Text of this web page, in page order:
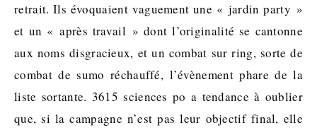
retrait. Ils évoquaient vaguement une « jardin party »
et un « après travail » dont l’originalité se cantonne
aux noms disgracieux, et un combat sur ring, sorte de
combat de sumo réchauffé, l’évènement phare de la
liste sortante. 3615 sciences po a tendance à oublier
que, si la campagne n’est pas leur objectif final, elle